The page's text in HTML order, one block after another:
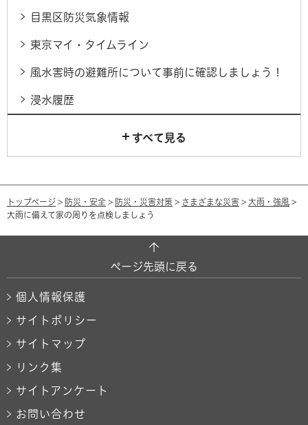
目黒区防災気象情報
東京マイ・タイムライン
風水害時の避難所について事前に確認しましょう！
浸水履歴
すべて見る
トップページ > 防災・安全 > 防災・災害対策 > さまざまな災害 > 大雨・強風 >
大雨に備えて家の周りを点検しましょう
ページ先頭に戻る
個人情報保護
サイトポリシー
サイトマップ
リンク集
サイトアンケート
お問い合わせ